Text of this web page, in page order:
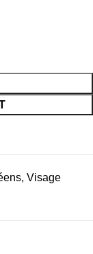
, Visage